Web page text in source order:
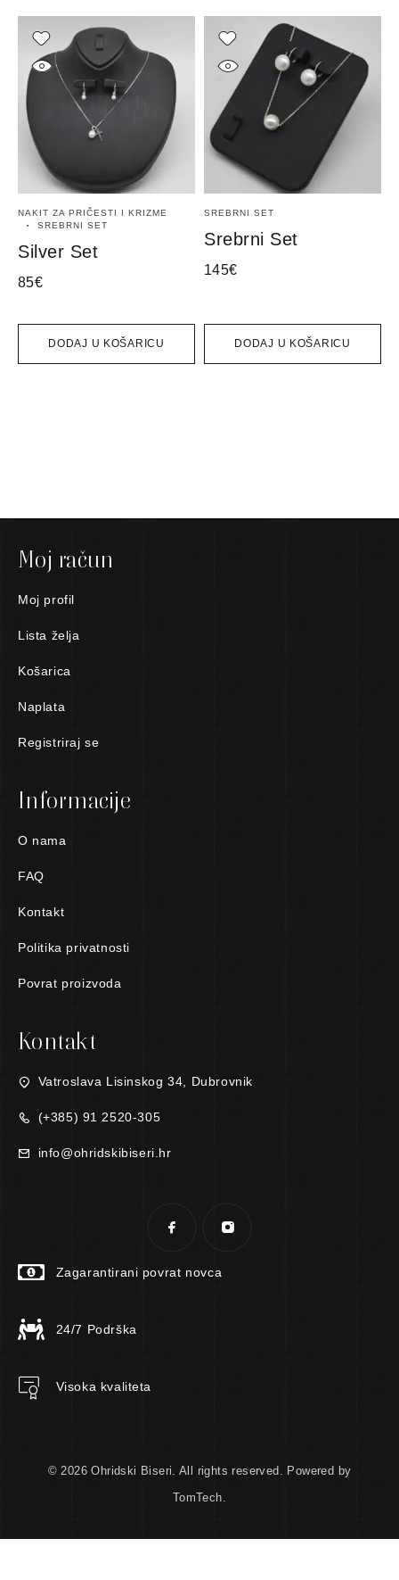
DODAJ U KOŠARICU
NAKIT ZA PRIČESTI I KRIZME
SREBRNI SET
Silver Set
85€
DODAJ U KOŠARICU
SREBRNI SET
Srebrni Set
145€
Moj račun
Moj profil
Lista želja
Košarica
Naplata
Registriraj se
Informacije
O nama
FAQ
Kontakt
Politika privatnosti
Povrat proizvoda
Kontakt
Vatroslava Lisinskog 34, Dubrovnik
(+385) 91 2520-305
info@ohridskibiseri.hr
Zagarantirani povrat novca
24/7 Podrška
Visoka kvaliteta
© 2026 Ohridski Biseri. All rights reserved. Powered by
TomTech.